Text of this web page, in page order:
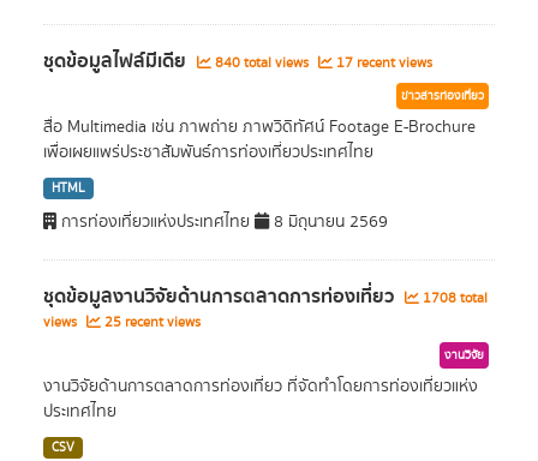
ชุดข้อมูลไฟล์มีเดีย 840 total views 17 recent views
ข่าวสารท่องเที่ยว
สื่อ Multimedia เช่น ภาพถ่าย ภาพวิดิทัศน์ Footage E-Brochure
เพื่อเผยแพร่ประชาสัมพันธ์การท่องเที่ยวประเทศไทย
HTML
การท่องเที่ยวแห่งประเทศไทย 8 มิถุนายน 2569
ชุดข้อมูลงานวิจัยด้านการตลาดการท่องเที่ยว
1708 total
views
25 recent views
งานวิจัย
งานวิจัยด้านการตลาดการท่องเที่ยว ที่จัดทำโดยการท่องเที่ยวแห่ง
ประเทศไทย
CSV